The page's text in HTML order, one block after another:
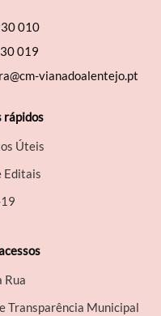
010
019
vianadoalentejo.pt
rápidos
Úteis
Editais
Rua
Transparência Municipal